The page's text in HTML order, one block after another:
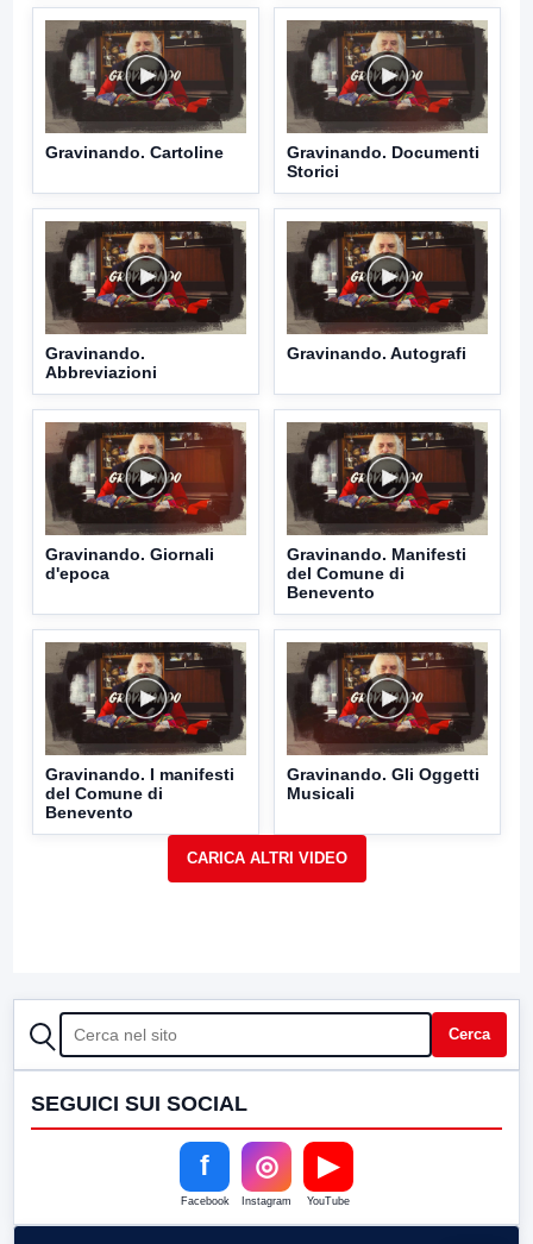
Gravinando. Cartoline
Gravinando. Documenti
Storici
Gravinando.
Abbreviazioni
Gravinando. Autografi
Gravinando. Giornali
d'epoca
Gravinando. Manifesti
del Comune di
Benevento
Gravinando. I manifesti
del Comune di
Benevento
Gravinando. Gli Oggetti
Musicali
CERCA Cerca
SEGUICI SUI SOCIAL
f
Facebook
◎
Instagram
▶
YouTube